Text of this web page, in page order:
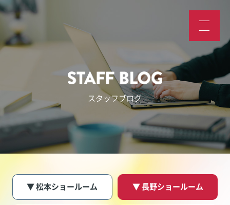
スタッフブログ
▼ 松本ショールーム ▼ 長野ショールーム